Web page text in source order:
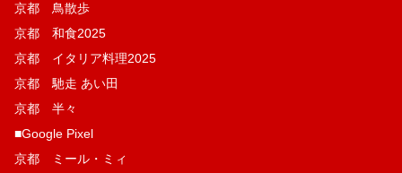
京都 鳥散歩
京都 和食2025
京都 イタリア料理2025
京都 馳走 あい田
京都 半々
■Google Pixel
京都 ミール・ミィ